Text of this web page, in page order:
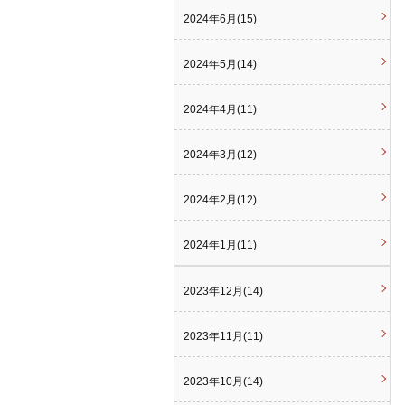
2024年6月(15)
2024年5月(14)
2024年4月(11)
2024年3月(12)
2024年2月(12)
2024年1月(11)
2023年12月(14)
2023年11月(11)
2023年10月(14)